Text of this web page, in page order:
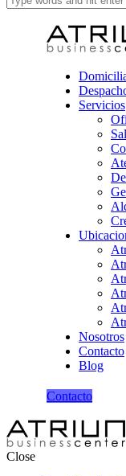
Servicios
Nosotros
Contacto
Blog
Contacto
Close